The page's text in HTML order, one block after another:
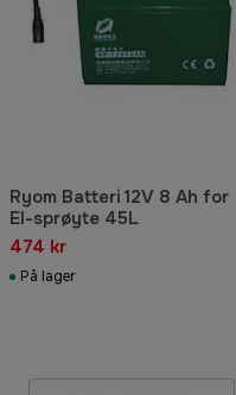
Ryom Batteri 12V 8 Ah for
El-sprøyte 45L
474 kr
På lager